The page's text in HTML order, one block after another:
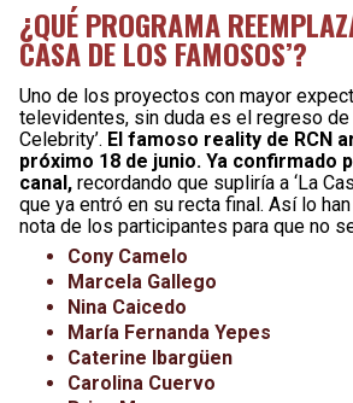
¿QUÉ PROGRAMA
CASA DE LOS FAMOSOS’?
Uno de los proyectos con mayor
televidentes, sin duda es el regreso de
Celebrity’. El famoso reality de RCN
próximo 18 de junio. Ya confirmado
canal, recordando que supliría a ‘La
que ya entró en su recta final. Así lo
nota de los participantes para que no
Cony Camelo
Marcela Gallego
Nina Caicedo
María Fernanda Yepes
Caterine Ibargüen
Carolina Cuervo